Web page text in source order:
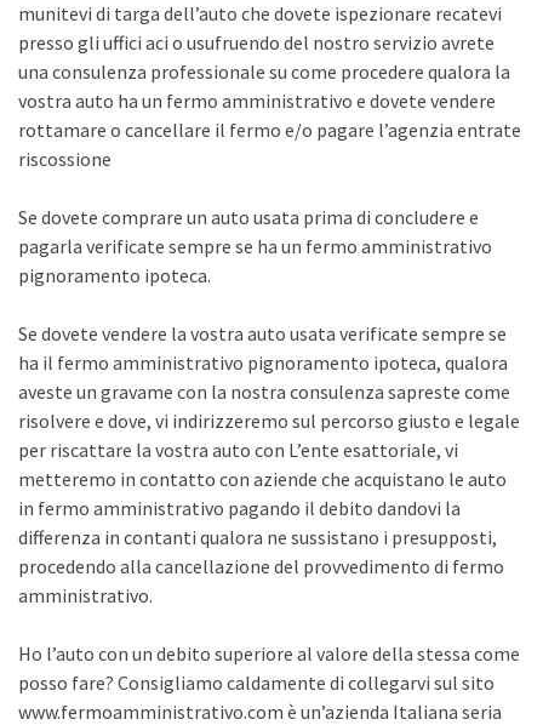
munitevi di targa dell’auto che dovete ispezionare recatevi
presso gli uffici aci o usufruendo del nostro servizio avrete
una consulenza professionale su come procedere qualora la
vostra auto ha un fermo amministrativo e dovete vendere
rottamare o cancellare il fermo e/o pagare l’agenzia entrate
riscossione
Se dovete comprare un auto usata prima di concludere e
pagarla verificate sempre se ha un fermo amministrativo
pignoramento ipoteca.
Se dovete vendere la vostra auto usata verificate sempre se
ha il fermo amministrativo pignoramento ipoteca, qualora
aveste un gravame con la nostra consulenza sapreste come
risolvere e dove, vi indirizzeremo sul percorso giusto e legale
per riscattare la vostra auto con L’ente esattoriale, vi
metteremo in contatto con aziende che acquistano le auto
in fermo amministrativo pagando il debito dandovi la
differenza in contanti qualora ne sussistano i presupposti,
procedendo alla cancellazione del provvedimento di fermo
amministrativo.
Ho l’auto con un debito superiore al valore della stessa come
posso fare? Consigliamo caldamente di collegarvi sul sito
www.fermoamministrativo.com è un’azienda Italiana seria